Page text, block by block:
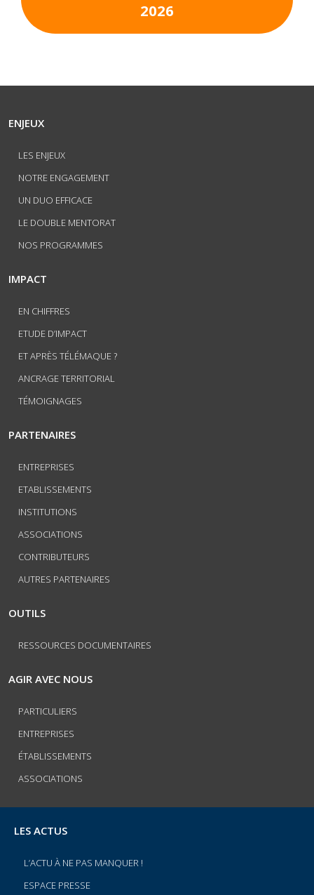
2026
ENJEUX
LES ENJEUX
NOTRE ENGAGEMENT
UN DUO EFFICACE
LE DOUBLE MENTORAT
NOS PROGRAMMES
IMPACT
EN CHIFFRES
ETUDE D’IMPACT
ET APRÈS TÉLÉMAQUE ?
ANCRAGE TERRITORIAL
TÉMOIGNAGES
PARTENAIRES
ENTREPRISES
ETABLISSEMENTS
INSTITUTIONS
ASSOCIATIONS
CONTRIBUTEURS
AUTRES PARTENAIRES
OUTILS
RESSOURCES DOCUMENTAIRES
AGIR AVEC NOUS
PARTICULIERS
ENTREPRISES
ÉTABLISSEMENTS
ASSOCIATIONS
LES ACTUS
L’ACTU À NE PAS MANQUER !
ESPACE PRESSE